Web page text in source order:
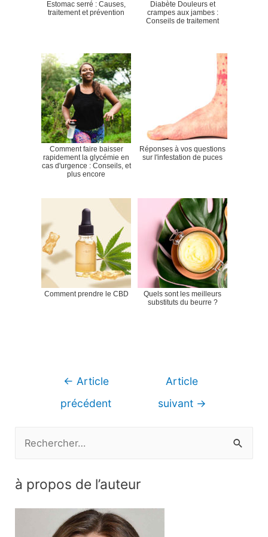
Estomac serré : Causes,
traitement et prévention
Diabète Douleurs et
crampes aux jambes :
Conseils de traitement
Comment faire baisser
rapidement la glycémie en
cas d'urgence : Conseils, et
plus encore
Réponses à vos questions
sur l'infestation de puces
Comment prendre le CBD
Quels sont les meilleurs
substituts du beurre ?
Navigation
← Article
précédent
Article
suivant →
h
à propos de l’auteur